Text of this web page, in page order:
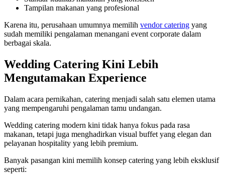
Tampilan makanan yang profesional
Karena itu, perusahaan umumnya memilih vendor catering yang
sudah memiliki pengalaman menangani event corporate dalam
berbagai skala.
Wedding Catering Kini Lebih
Mengutamakan Experience
Dalam acara pernikahan, catering menjadi salah satu elemen utama
yang mempengaruhi pengalaman tamu undangan.
Wedding catering modern kini tidak hanya fokus pada rasa
makanan, tetapi juga menghadirkan visual buffet yang elegan dan
pelayanan hospitality yang lebih premium.
Banyak pasangan kini memilih konsep catering yang lebih eksklusif
seperti: